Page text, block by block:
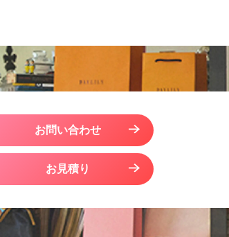
お問い合わせ
お見積り